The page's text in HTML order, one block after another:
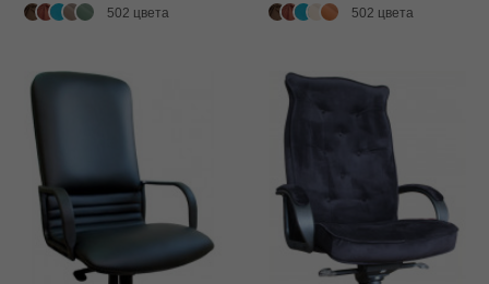
502 цвета 502 цвета